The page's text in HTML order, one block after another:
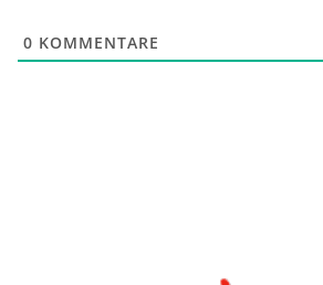
0 KOMMENTARE